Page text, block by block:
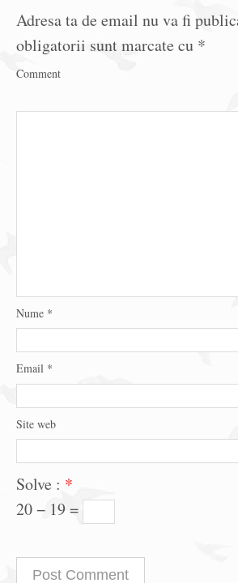
Adresa ta de email nu va fi
obligatorii sunt marcate cu *
Comment
Nume *
Email *
Site web
Solve : *
20 − 19 =